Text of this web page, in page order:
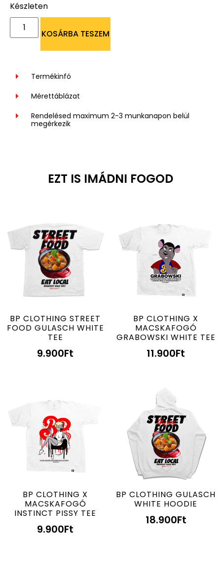
Készleten
KOSÁRBA TESZEM
Termékinfó
Mérettáblázat
Rendelésed maximum 2-3 munkanapon belül
megérkezik
EZT IS IMÁDNI FOGOD
BP CLOTHING STREET
FOOD GULASCH WHITE
TEE
9.900Ft
BP CLOTHING X
MACSKAFOGÓ
GRABOWSKI WHITE TEE
11.900Ft
BP CLOTHING X
MACSKAFOGÓ
INSTINCT PISSY TEE
9.900Ft
BP CLOTHING GULASCH
WHITE HOODIE
18.900Ft